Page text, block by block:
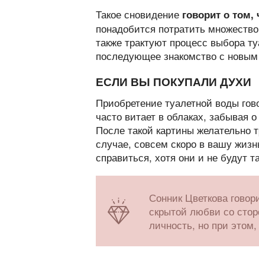
Такое сновидение говорит о
понадобится потратить
также трактуют процесс выбора
последующее знакомство с
ЕСЛИ ВЫ ПОКУПАЛИ ДУХИ
Приобретение туалетной воды
часто витает в облаках, забывая
После такой картины
случае, совсем скоро в вашу
справиться, хотя они и не будут
Сонник Цветкова
скрытой любви со
личность, но при